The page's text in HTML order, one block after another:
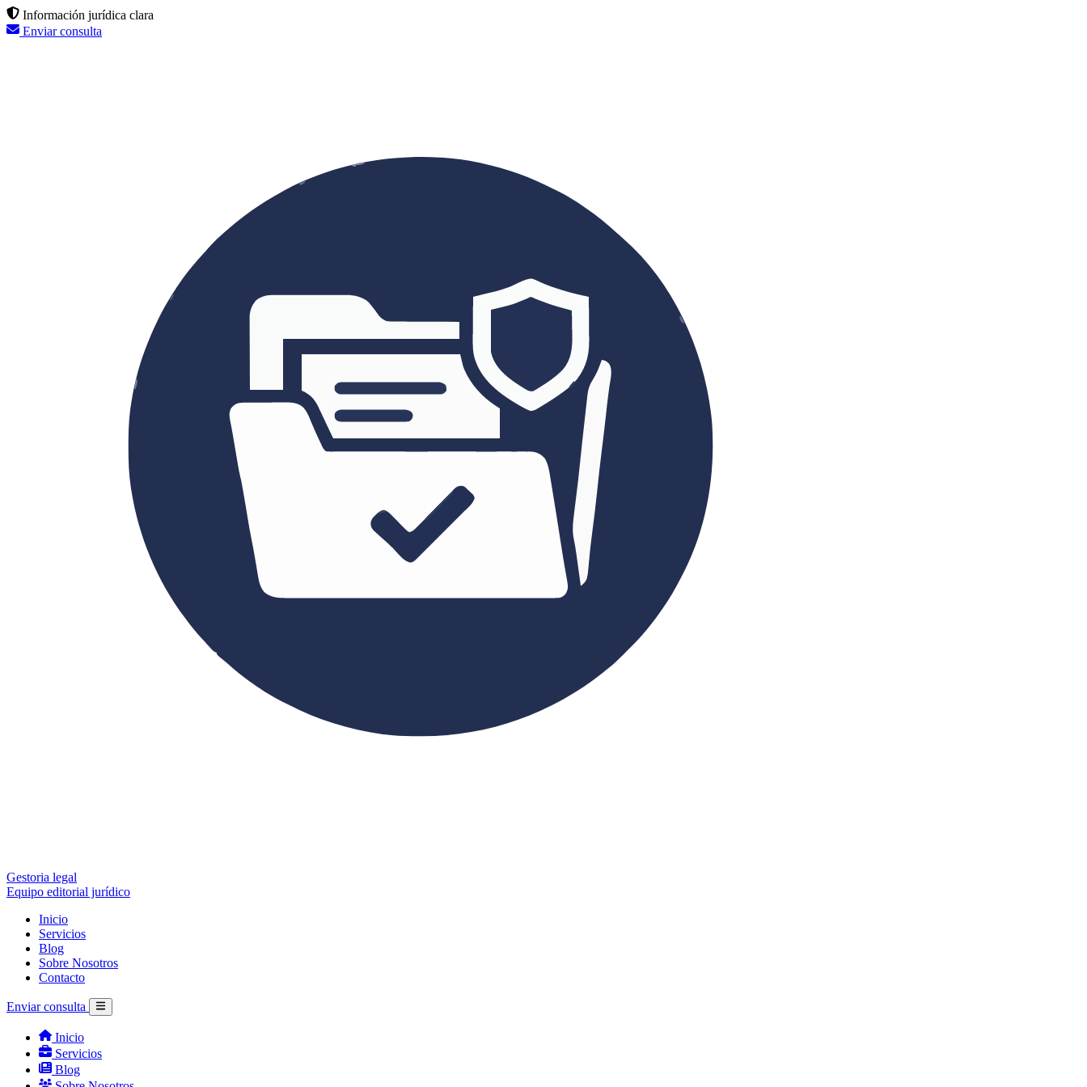
Información jurídica clara
Enviar consulta
Gestoria legal
Equipo editorial jurídico
Inicio
Servicios
Blog
Sobre Nosotros
Contacto
Enviar consulta
Inicio
Servicios
Blog